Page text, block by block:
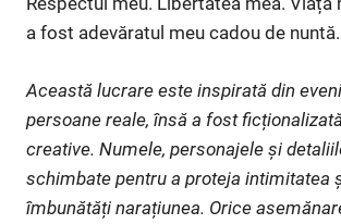
a fost adevăratul meu cadou de nuntă.
Această lucrare este inspirată din
persoane reale, însă a fost
creative. Numele, personajele și
schimbate pentru a proteja intimitatea
îmbunătăți narațiunea. Orice